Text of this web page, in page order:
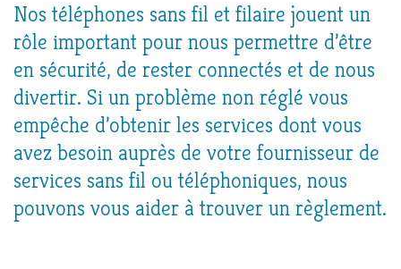
Nos téléphones sans fil et filaire jouent un
rôle important pour nous permettre d’être
en sécurité, de rester connectés et de nous
divertir. Si un problème non réglé vous
empêche d’obtenir les services dont vous
avez besoin auprès de votre fournisseur de
services sans fil ou téléphoniques, nous
pouvons vous aider à trouver un règlement.